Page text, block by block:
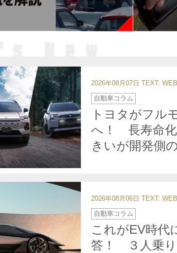
2026年08月07日 TEXT:
トヨタがフル
へ！ 長寿命化
きいが開発側
カ
テ
ゴ
リ
ー
自動車コラム
2026年08月06日 TEXT:
これがEV時代
答！ ３人乗り
カ
テ
リ
ー
自動車コラム